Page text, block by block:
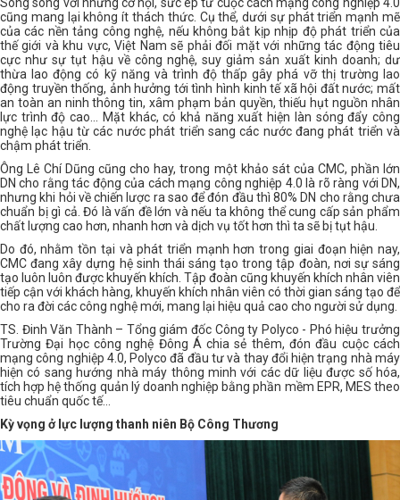
cũng mang lại không ít thách thức. Cụ thể, dưới sự phát triển mạnh mẽ
của các nền tảng công nghệ, nếu không bắt kịp nhịp độ phát triển của
thế giới và khu vực, Việt Nam sẽ phải đối mặt với những tác động tiêu
cực như sự tụt hậu về công nghệ, suy giảm sản xuất kinh doanh; dư
thừa lao động có kỹ năng và trình độ thấp gây phá vỡ thị trường lao
động truyền thống, ảnh hưởng tới tình hình kinh tế xã hội đất nước; mất
an toàn an ninh thông tin, xâm phạm bản quyền, thiếu hụt nguồn nhân
lực trình độ cao… Mặt khác, có khả năng xuất hiện làn sóng đẩy công
nghệ lạc hậu từ các nước phát triển sang các nước đang phát triển và
chậm phát triển.
Ông Lê Chí Dũng cũng cho hay, trong một khảo sát của CMC, phần lớn
DN cho rằng tác động của cách mạng công nghiệp 4.0 là rõ ràng với DN,
nhưng khi hỏi về chiến lược ra sao để đón đầu thì 80% DN cho rằng chưa
chuẩn bị gì cả. Đó là vấn đề lớn và nếu ta không thể cung cấp sản phẩm
chất lượng cao hơn, nhanh hơn và dịch vụ tốt hơn thì ta sẽ bị tụt hậu.
Do đó, nhằm tồn tại và phát triển mạnh hơn trong giai đoạn hiện nay,
CMC đang xây dựng hệ sinh thái sáng tạo trong tập đoàn, nơi sự sáng
tạo luôn luôn được khuyến khích. Tập đoàn cũng khuyến khích nhân viên
tiếp cận với khách hàng, khuyến khích nhân viên có thời gian sáng tạo để
cho ra đời các công nghệ mới, mang lại hiệu quả cao cho người sử dụng.
TS. Đinh Văn Thành – Tổng giám đốc Công ty Polyco - Phó hiệu trưởng
Trường Đại học công nghệ Đông Á chia sẻ thêm, đón đầu cuộc cách
mạng công nghiệp 4.0, Polyco đã đầu tư và thay đổi hiện trạng nhà máy
hiện có sang hướng nhà máy thông minh với các dữ liệu được số hóa,
tích hợp hệ thống quản lý doanh nghiệp bằng phần mềm EPR, MES theo
tiêu chuẩn quốc tế…
Kỳ vọng ở lực lượng thanh niên Bộ Công Thương